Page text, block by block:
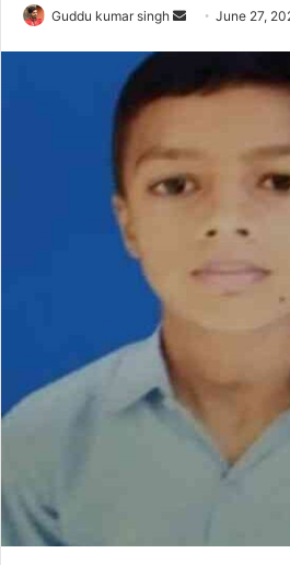
Guddu kumar singh
SendJune 27,